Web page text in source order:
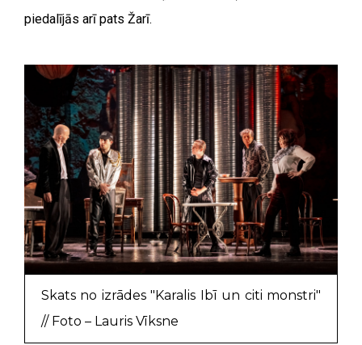
piedalījās arī pats Žarī.
Skats no izrādes "Karalis Ibī un citi monstri"
// Foto – Lauris Vīksne